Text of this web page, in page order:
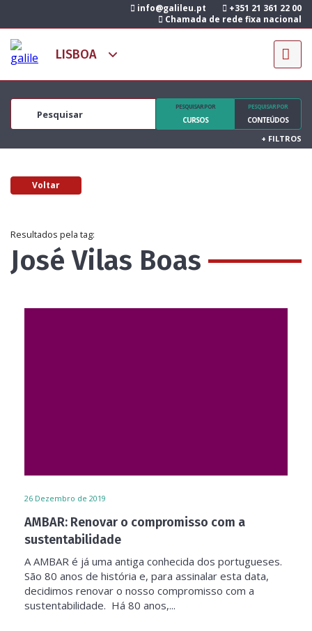
info@galileu.pt
+351 21 361 22 00
Chamada de rede fixa nacional
PESQUISAR POR
CURSOS
PESQUISAR POR
CONTEÚDOS
+ FILTROS
Voltar
Resultados pela tag:
José Vilas Boas
26 Dezembro de 2019
AMBAR: Renovar o compromisso com a
sustentabilidade
A AMBAR é já uma antiga conhecida dos portugueses.
São 80 anos de história e, para assinalar esta data,
decidimos renovar o nosso compromisso com a
sustentabilidade. Há 80 anos,...